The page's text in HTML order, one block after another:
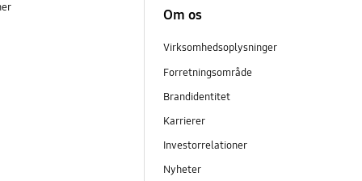
Om os
Virksomhedsoplysninger
Forretningsområde
Brandidentitet
Karrierer
Investorrelationer
Nyheter